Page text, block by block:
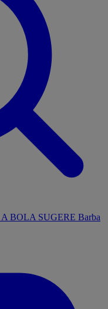
A BOLA SUGERE Barba